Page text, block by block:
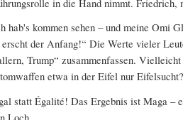
hab's kommen sehen – und meine Omi
der Anfang!“ Die Werte vieler
Trump“ zusammenfassen.
etwa in der Eifel nur Eifelsucht?
statt Égalité! Das Ergebnis ist Maga –